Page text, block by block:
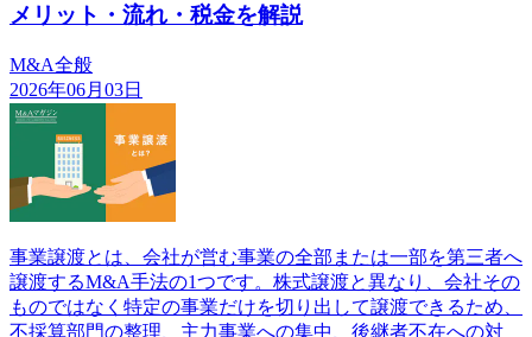
メリット・流れ・税金を解説
M&A全般
2026年06月03日
事業譲渡とは、会社が営む事業の全部または一部を第三者へ
譲渡するM&A手法の1つです。株式譲渡と異なり、会社その
ものではなく特定の事業だけを切り出して譲渡できるため、
不採算部門の整理、主力事業への集中、後継者不在への対